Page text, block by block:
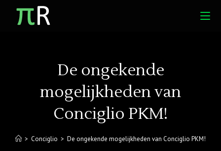
De ongekende
mogelijkheden van
Conciglio PKM!
> Conciglio > De ongekende mogelijkheden van Conciglio PKM!